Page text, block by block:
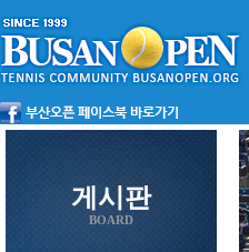
게시판
BOARD